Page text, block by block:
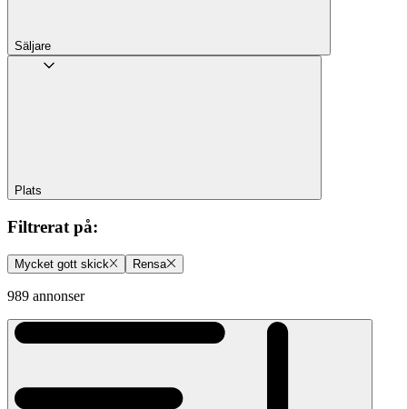
Säljare
Plats
Filtrerat på:
Mycket gott skick Rensa
989 annonser